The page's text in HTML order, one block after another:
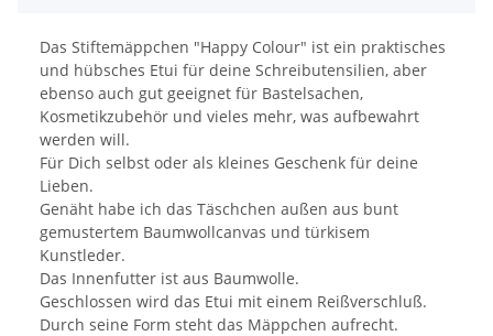
Das Stiftemäppchen "Happy Colour" ist ein praktisches
und hübsches Etui für deine Schreibutensilien, aber
ebenso auch gut geeignet für Bastelsachen,
Kosmetikzubehör und vieles mehr, was aufbewahrt
werden will.
Für Dich selbst oder als kleines Geschenk für deine
Lieben.
Genäht habe ich das Täschchen außen aus bunt
gemustertem Baumwollcanvas und türkisem
Kunstleder.
Das Innenfutter ist aus Baumwolle.
Geschlossen wird das Etui mit einem Reißverschluß.
Durch seine Form steht das Mäppchen aufrecht.